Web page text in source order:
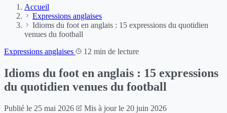
Accueil
Expressions anglaises
Idioms du foot en anglais : 15 expressions du quotidien
venues du football
Expressions anglaises
12 min de lecture
Idioms du foot en anglais : 15 expressions
du quotidien venues du football
Publié le 25 mai 2026 Mis à jour le 20 juin 2026